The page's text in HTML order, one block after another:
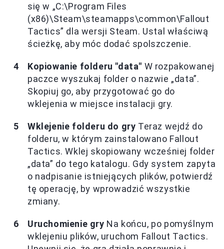
się w „C:\Program Files
(x86)\Steam\steamapps\common\Fallout
Tactics” dla wersji Steam. Ustal właściwą
ścieżkę, aby móc dodać spolszczenie.
Kopiowanie folderu "data" W rozpakowanej
paczce wyszukaj folder o nazwie „data”.
Skopiuj go, aby przygotować go do
wklejenia w miejsce instalacji gry.
Wklejenie folderu do gry Teraz wejdź do
folderu, w którym zainstalowano Fallout
Tactics. Wklej skopiowany wcześniej folder
„data” do tego katalogu. Gdy system zapyta
o nadpisanie istniejących plików, potwierdź
tę operację, by wprowadzić wszystkie
zmiany.
Uruchomienie gry Na końcu, po pomyślnym
wklejeniu plików, uruchom Fallout Tactics.